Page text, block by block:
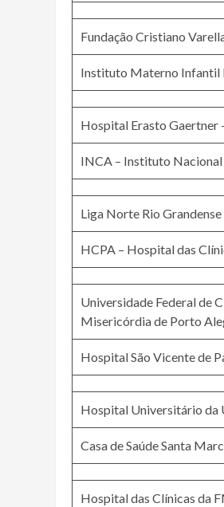
Fundação Cristiano
Instituto Materno Infantil
Hospital Erasto Gaertner
INCA – Instituto Nacional
Liga Norte Rio
HCPA – Hospital das
Universidade Federal de
Misericórdia de Porto
Hospital São Vicente de
Hospital Universitário da
Casa de Saúde Santa
Hospital das Clínicas da